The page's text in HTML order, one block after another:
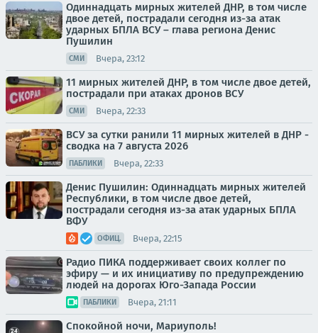
Одиннадцать мирных жителей ДНР, в том числе
двое детей, пострадали сегодня из-за атак
ударных БПЛА ВСУ – глава региона Денис
Пушилин
СМИ Вчера, 23:12
11 мирных жителей ДНР, в том числе двое детей,
пострадали при атаках дронов ВСУ
СМИ Вчера, 22:33
ВСУ за сутки ранили 11 мирных жителей в ДНР -
сводка на 7 августа 2026
ПАБЛИКИ Вчера, 22:33
Денис Пушилин: Одиннадцать мирных жителей
Республики, в том числе двое детей,
пострадали сегодня из-за атак ударных БПЛА
ВФУ
ОФИЦ. Вчера, 22:15
Радио ПИКА поддерживает своих коллег по
эфиру — и их инициативу по предупреждению
людей на дорогах Юго-Запада России
ПАБЛИКИ Вчера, 21:11
Спокойной ночи, Мариуполь!